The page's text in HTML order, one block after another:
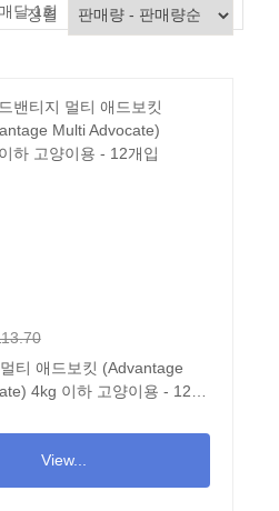
달 1회
정렬
티 애드보킷 (Advantage
4kg 이하 고양이용 - 12개
View...